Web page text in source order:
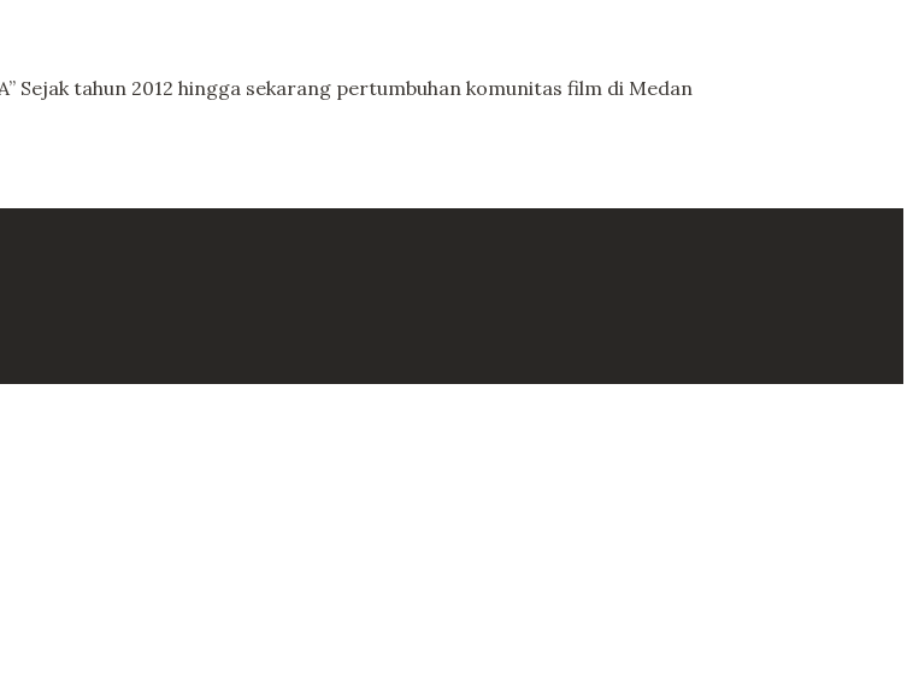
Sejak tahun 2012 hingga sekarang pertumbuhan komunitas film di Medan